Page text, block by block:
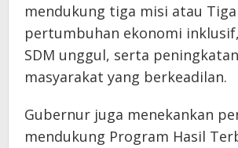
mendukung tiga misi atau Tiga
pertumbuhan ekonomi
SDM unggul, serta
masyarakat yang berkeadilan.
Gubernur juga menekankan
mendukung Program Hasil